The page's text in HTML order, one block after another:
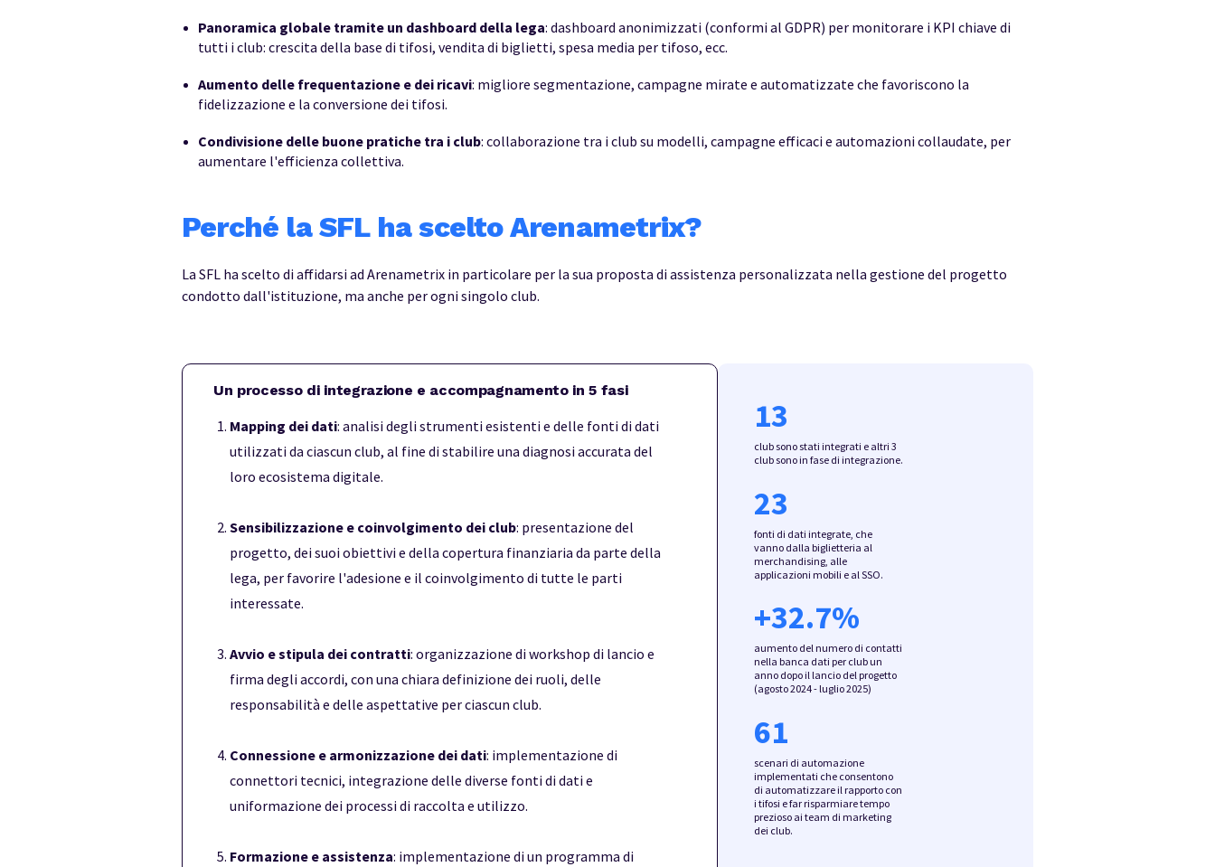
Panoramica globale tramite un dashboard della lega: dashboard anonimizzati (conformi al GDPR) per monitorare i KPI chiave di
tutti i club: crescita della base di tifosi, vendita di biglietti, spesa media per tifoso, ecc.
Aumento delle frequentazione e dei ricavi: migliore segmentazione, campagne mirate e automatizzate che favoriscono la
fidelizzazione e la conversione dei tifosi.
Condivisione delle buone pratiche tra i club: collaborazione tra i club su modelli, campagne efficaci e automazioni collaudate, per
aumentare l'efficienza collettiva.
Perché la SFL ha scelto Arenametrix?
La SFL ha scelto di affidarsi ad Arenametrix in particolare per la sua proposta di assistenza personalizzata nella gestione del progetto
condotto dall'istituzione, ma anche per ogni singolo club.
Un processo di integrazione e accompagnamento in 5 fasi
Mapping dei dati: analisi degli strumenti esistenti e delle fonti di dati
utilizzati da ciascun club, al fine di stabilire una diagnosi accurata del
loro ecosistema digitale.
Sensibilizzazione e coinvolgimento dei club: presentazione del
progetto, dei suoi obiettivi e della copertura finanziaria da parte della
lega, per favorire l'adesione e il coinvolgimento di tutte le parti
interessate.
Avvio e stipula dei contratti: organizzazione di workshop di lancio e
firma degli accordi, con una chiara definizione dei ruoli, delle
responsabilità e delle aspettative per ciascun club.
Connessione e armonizzazione dei dati: implementazione di
connettori tecnici, integrazione delle diverse fonti di dati e
uniformazione dei processi di raccolta e utilizzo.
Formazione e assistenza: implementazione di un programma di
13
club sono stati integrati e altri 3
club sono in fase di integrazione.
23
fonti di dati integrate, che
vanno dalla biglietteria al
merchandising, alle
applicazioni mobili e al SSO.
+32.7%
aumento del numero di contatti
nella banca dati per club un
anno dopo il lancio del progetto
(agosto 2024 - luglio 2025)
61
scenari di automazione
implementati che consentono
di automatizzare il rapporto con
i tifosi e far risparmiare tempo
prezioso ai team di marketing
dei club.